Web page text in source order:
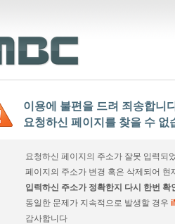
이용에 불편을 드려 죄송합니
요청하신 페이지를 찾을 수 없
요청하신 페이지의 주소가 잘못 입력되
페이지의 주소가 변경 혹은 삭제되어 현
입력하신 주소가 정확한지 다시 한번 확
동일한 문제가 지속적으로 발생할 경우
감사합니다